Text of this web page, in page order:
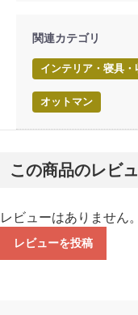
関連カテゴリ
インテリア・寝具・
オットマン
この商品のレビ
レビューはありません。
レビューを投稿